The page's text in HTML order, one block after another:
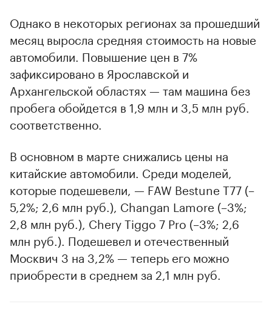
Однако в некоторых регионах за прошедший
месяц выросла средняя стоимость на новые
автомобили. Повышение цен в 7%
зафиксировано в Ярославской и
Архангельской областях — там машина без
пробега обойдется в 1,9 млн и 3,5 млн руб.
соответственно.
В основном в марте снижались цены на
китайские автомобили. Среди моделей,
которые подешевели, — FAW Bestune T77 (–
5,2%; 2,6 млн руб.), Changan Lamore (–3%;
2,8 млн руб.), Chery Tiggo 7 Pro (–3%; 2,6
млн руб.). Подешевел и отечественный
Москвич 3 на 3,2% — теперь его можно
приобрести в среднем за 2,1 млн руб.